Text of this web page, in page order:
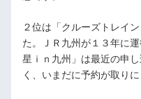
２位は「クルーズトレイ
た。ＪＲ九州が１３年に
星ｉｎ九州」は最近の申
く、いまだに予約が取り